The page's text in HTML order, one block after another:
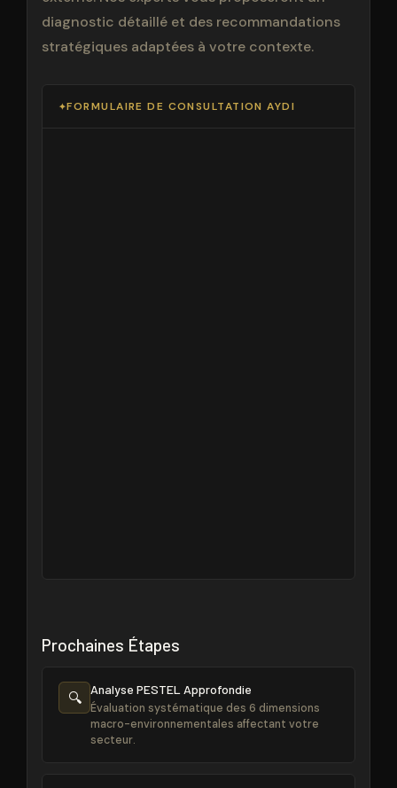
diagnostic détaillé et des recommandations
stratégiques adaptées à votre contexte.
FORMULAIRE DE CONSULTATION AYDI
Prochaines Étapes
🔍 Analyse PESTEL Approfondie
Évaluation systématique des 6 dimensions
macro-environnementales affectant votre
secteur.